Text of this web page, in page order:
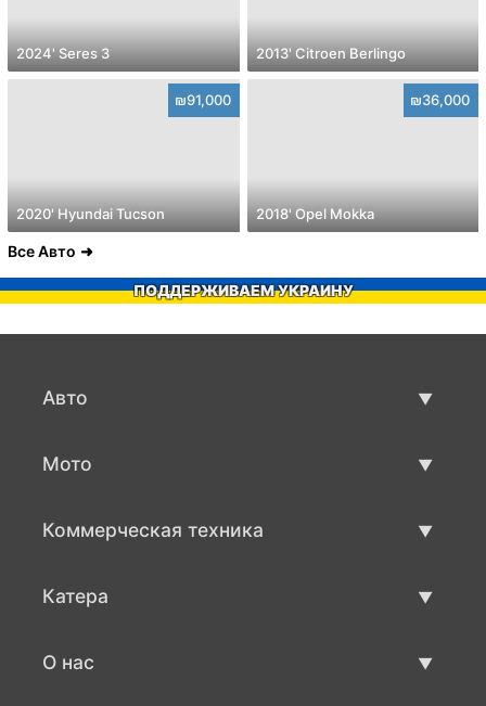
2024' Seres 3 2013' Citroen Berlingo
₪91,000
2020' Hyundai Tucson
₪36,000
2018' Opel Mokka
Все Авто
ПОДДЕРЖИВАЕМ УКРАИНУ
Авто
Мото
Коммерческая техника
Катера
О нас